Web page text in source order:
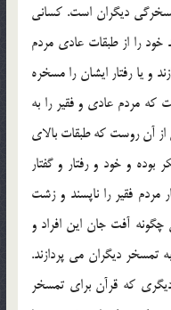
ديگران است. كساني
خود را از طبقات عادي مردم
و يا رفتار ايشان را مسخره
كه مردم عادي و فقير را به
آن روست كه طبقات بالاي
و خود و رفتار و گفتار
مردم فقير را ناپسند و زشت
آفت جان اين افراد و
تمسخر ديگران مي پردازند.
جاثيه آيه 34 و 35)ريشه ديگري كه قرآن براي تمسخر